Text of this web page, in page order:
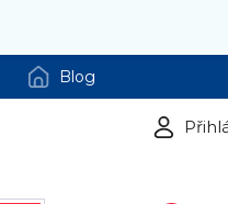
Blog